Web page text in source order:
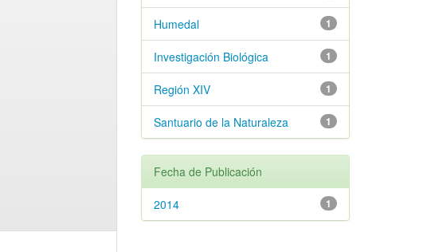
1
Humedal
1
Investigación Biológica
1
Región XIV
1
Santuario de la Naturaleza
Fecha de Publicación
1
2014